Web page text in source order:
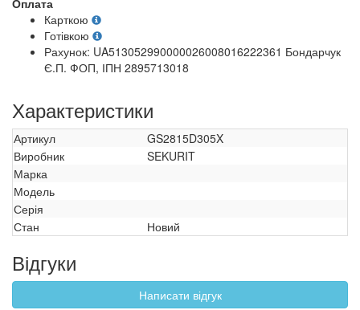
Оплата
Карткою
Готівкою
Рахунок: UA513052990000026008016222361 Бондарчук
Є.П. ФОП, ІПН 2895713018
Характеристики
Артикул
GS2815D305X
Виробник
SEKURIT
Марка
Модель
Серія
Стан
Новий
Відгуки
Написати відгук